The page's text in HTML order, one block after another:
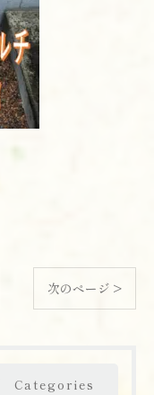
次のページ >
Categories